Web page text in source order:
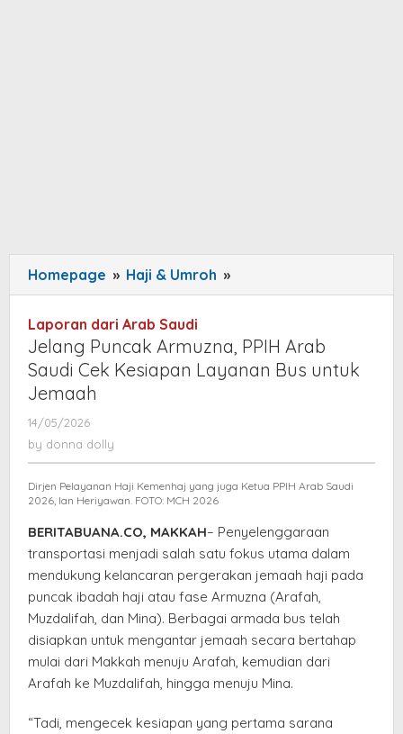
Homepage » Haji & Umroh »
Puncak
PPIH
Arab
Bus
untuk
Laporan dari Arab Saudi
Jelang Puncak Armuzna, PPIH Arab
Saudi Cek Kesiapan Layanan Bus untuk
Jemaah
14/05/2026
donna
by donna dolly
Dirjen Pelayanan Haji Kemenhaj yang juga Ketua PPIH Arab Saudi
2026, Ian Heriyawan. FOTO: MCH 2026
BERITABUANA.CO, MAKKAH– Penyelenggaraan
transportasi menjadi salah satu fokus utama dalam
mendukung kelancaran pergerakan jemaah haji pada
puncak ibadah haji atau fase Armuzna (Arafah,
Muzdalifah, dan Mina). Berbagai armada bus telah
disiapkan untuk mengantar jemaah secara bertahap
mulai dari Makkah menuju Arafah, kemudian dari
Arafah ke Muzdalifah, hingga menuju Mina.
“Tadi, mengecek kesiapan yang pertama sarana